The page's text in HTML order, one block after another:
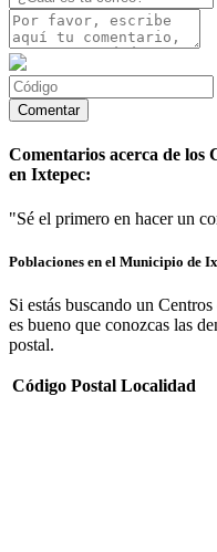
Comentarios acerca de los
en Ixtepec:
"Sé el primero en hacer un
Poblaciones en el Municipio de
Si estás buscando un
es bueno que conozcas las
postal.
Código Postal Localidad